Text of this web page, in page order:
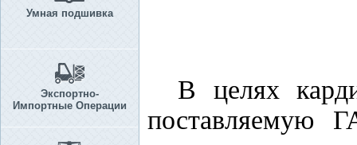
Умная подшивка
Экспортно-
Импортные Операции
В целях
поставляемую